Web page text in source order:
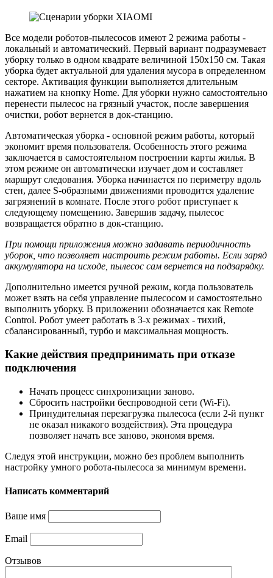
Все модели роботов-пылесосов имеют 2 режима работы -
локальный и автоматический. Первый вариант подразумевает
уборку только в одном квадрате величиной 150х150 см. Такая
уборка будет актуальной для удаления мусора в определенном
секторе. Активация функции выполняется длительным
нажатием на кнопку Home. Для уборки нужно самостоятельно
перенести пылесос на грязный участок, после завершения
очистки, робот вернется в док-станцию.
Автоматическая уборка - основной режим работы, который
экономит время пользователя. Особенность этого режима
заключается в самостоятельном построении карты жилья. В
этом режиме он автоматически изучает дом и составляет
маршрут следования. Уборка начинается по периметру вдоль
стен, далее S-образными движениями проводится удаление
загрязнений в комнате. После этого робот приступает к
следующему помещению. Завершив задачу, пылесос
возвращается обратно в док-станцию.
При помощи приложения можно задавать периодичность
уборок, что позволяет настроить режим работы. Если заряд
аккумулятора на исходе, пылесос сам вернется на подзарядку.
Дополнительно имеется ручной режим, когда пользователь
может взять на себя управление пылесосом и самостоятельно
выполнить уборку. В приложении обозначается как Remote
Control. Робот умеет работать в 3-х режимах - тихий,
сбалансированный, турбо и максимальная мощность.
Какие действия предпринимать при отказе
подключения
Начать процесс синхронизации заново.
Сбросить настройки беспроводной сети (Wi-Fi).
Принудительная перезагрузка пылесоса (если 2-й пункт
не оказал никакого воздействия). Эта процедура
позволяет начать все заново, экономя время.
Следуя этой инструкции, можно без проблем выполнить
настройку умного робота-пылесоса за минимум времени.
Написать комментарий
Ваше имя
Email
Отзывов